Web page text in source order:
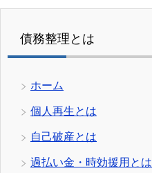
債務整理とは
ホーム
個人再生とは
自己破産とは
過払い金・時効援用とは